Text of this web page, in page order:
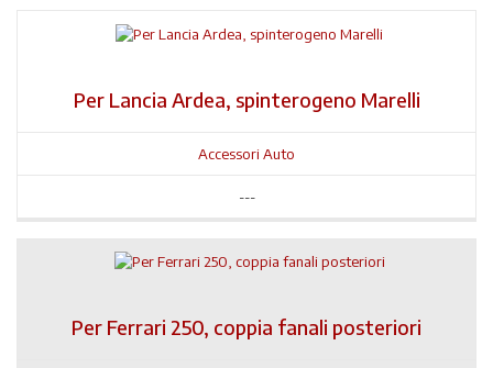
Per Lancia Ardea, spinterogeno Marelli
Accessori Auto
---
Per Ferrari 250, coppia fanali posteriori